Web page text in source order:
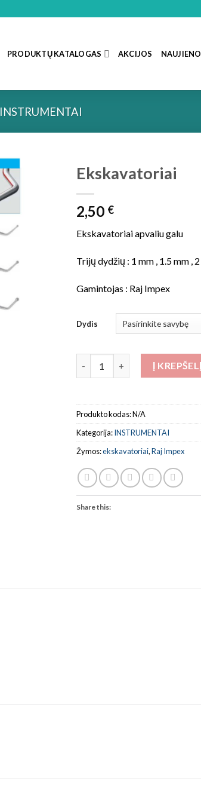
PRODUKTŲ KATALOGAS AKCIJOS
INSTRUMENTAI
Ekskavatoriai
2,50 €
Ekskavatoriai apvaliu galu
Trijų dydžių : 1 mm , 1.5 mm ,
Gamintojas : Raj Impex
Dydis
produkto kiekis: Ekskavatoriai
Į
Produkto kodas:N/A
Kategorija:INSTRUMENTAI
Žymos:ekskavatoriai,Raj Impex
Share this: